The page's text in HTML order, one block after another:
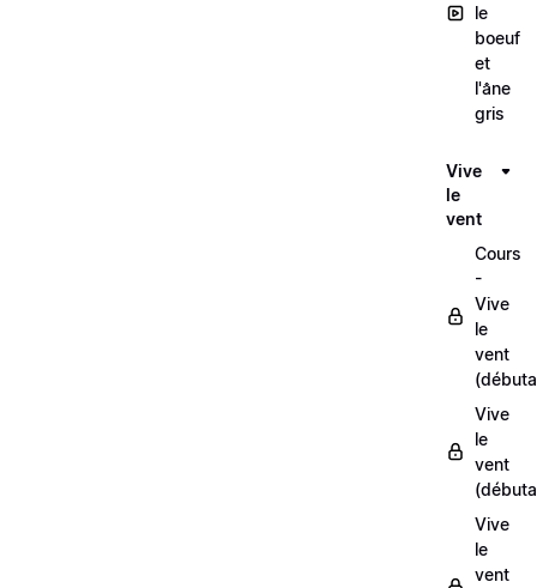
le
boeuf
et
l'âne
gris
Vive
le
vent
Cours
-
Vive
le
vent
Vive
le
vent
Vive
le
vent